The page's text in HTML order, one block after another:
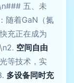
五、未
：随着GaN（氮
充正在成为
空间自由
等技术，实
多设备同时充